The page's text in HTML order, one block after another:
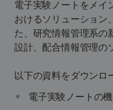
電子実験ノートをメイ
おけるソリューション
た、研究情報管理系の
設計、配合情報管理の
以下の資料をダウンロ
電子実験ノートの